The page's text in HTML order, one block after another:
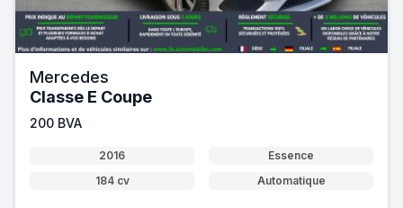
Mercedes
Classe E Coupe
200 BVA
2016
Essence
184 cv
Automatique